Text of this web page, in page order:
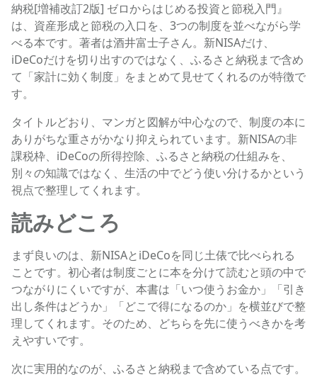
納税[増補改訂2版] ゼロからはじめる投資と節税入門』
は、資産形成と節税の入口を、3つの制度を並べながら学
べる本です。著者は酒井富士子さん。新NISAだけ、
iDeCoだけを切り出すのではなく、ふるさと納税まで含め
て「家計に効く制度」をまとめて見せてくれるのが特徴で
す。
タイトルどおり、マンガと図解が中心なので、制度の本に
ありがちな重さがかなり抑えられています。新NISAの非
課税枠、iDeCoの所得控除、ふるさと納税の仕組みを、
別々の知識ではなく、生活の中でどう使い分けるかという
視点で整理してくれます。
読みどころ
まず良いのは、新NISAとiDeCoを同じ土俵で比べられる
ことです。初心者は制度ごとに本を分けて読むと頭の中で
つながりにくいですが、本書は「いつ使うお金か」「引き
出し条件はどうか」「どこで得になるのか」を横並びで整
理してくれます。そのため、どちらを先に使うべきかを考
えやすいです。
次に実用的なのが、ふるさと納税まで含めている点です。